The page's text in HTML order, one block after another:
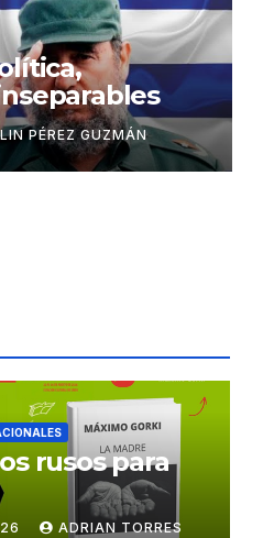
PÉREZ GUZMÁN
rusos para
ADRIAN TORRES